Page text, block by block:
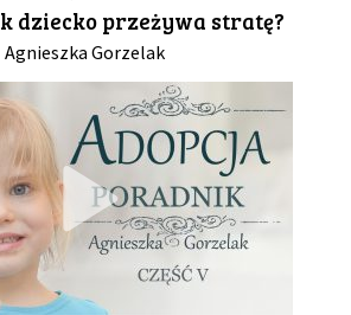
dziecko przeżywa stratę?
Agnieszka Gorzelak